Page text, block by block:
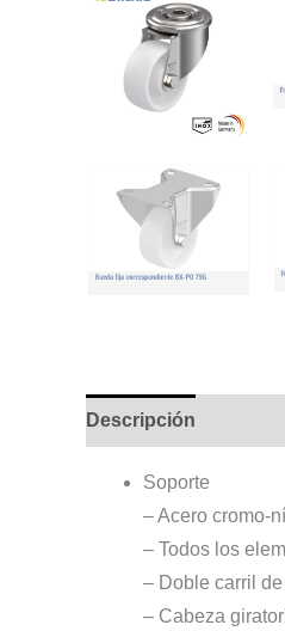
Descripción
Soporte
– Acero cromo-
– Todos los
– Doble carril
– Cabeza